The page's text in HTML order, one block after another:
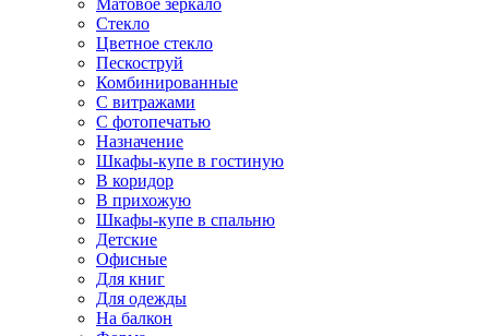
Матовое зеркало
Стекло
Цветное стекло
Пескоструй
Комбинированные
С витражами
С фотопечатью
Назначение
Шкафы-купе в гостиную
В коридор
В прихожую
Шкафы-купе в спальню
Детские
Офисные
Для книг
Для одежды
На балкон